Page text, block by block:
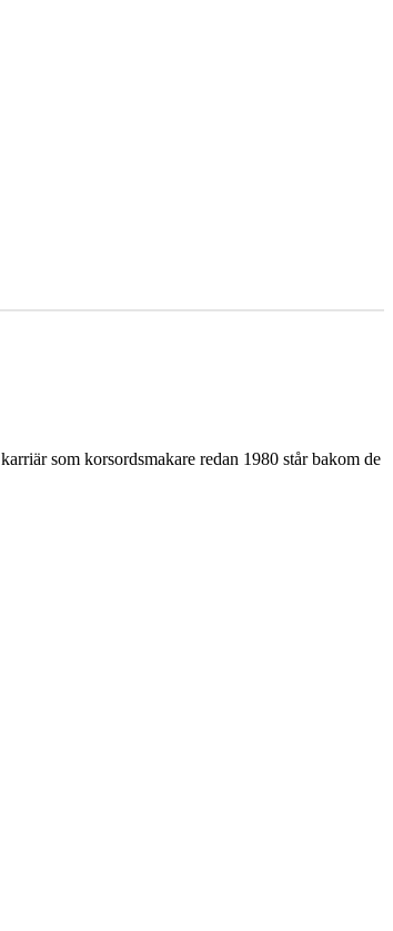
som korsordsmakare redan 1980 står bakom de